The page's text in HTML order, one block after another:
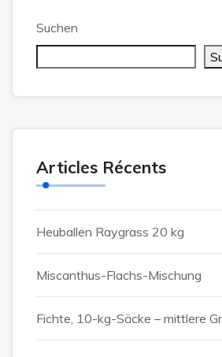
Suchen
Articles Récents
Heuballen Raygrass 20 kg
Miscanthus-Flachs-Mischung
Fichte, 10-kg-Säcke – mittlere